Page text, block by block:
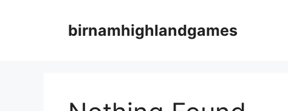
birnamhighlandgames